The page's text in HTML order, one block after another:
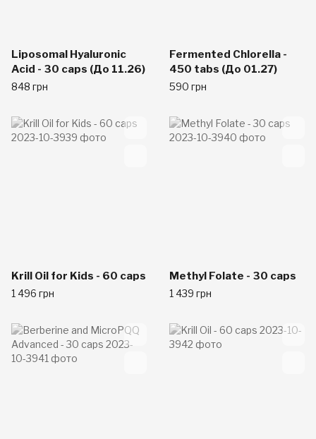
Liposomal Hyaluronic
Acid - 30 caps (До 11.26)
848 грн
Fermented Chlorella -
450 tabs (До 01.27)
590 грн
Krill Oil for Kids - 60 caps
1 496 грн
Methyl Folate - 30 caps
1 439 грн